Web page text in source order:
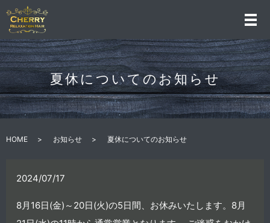
夏休についてのお知らせ
HOME お知らせ 夏休についてのお知らせ
2024/07/17
8月16日(金)～20日(火)の5日間、お休みいたします。8月